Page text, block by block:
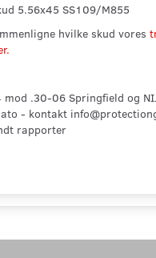
5.56x45 SS109/M855
hvilke skud vores
mod .30-06 Springfield og
- kontakt
rapporter